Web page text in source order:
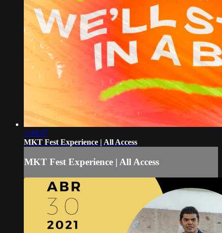
1:10:37
MKT Fest Experience | All Access
MKT Fest Experience | All Access